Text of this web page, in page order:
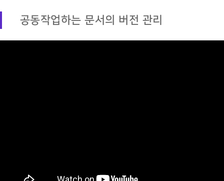
공동작업하는 문서의 버전 관리